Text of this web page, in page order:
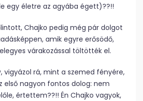
egy életre az agyába égett)??!!
Chajko pedig még pár dolgot
amik egyre erősödő,
várakozással töltötték el.
vigyázol rá, mint a szemed fényére,
első nagyon fontos dolog: nem
értettem??!! Én Chajko vagyok,